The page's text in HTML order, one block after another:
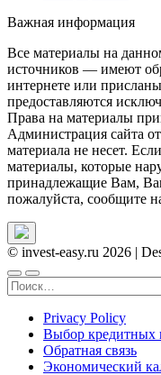
Важная информация
Все материалы на
источников — имеют
интернете или
предоставляются
Права на материалы
Администрация сайта
материала не несет.
материалы, которые
принадлежащие Вам,
пожалуйста, сообщите
© invest-easy.ru 2026 |
Найти:
Privacy Policy
Выбор кредитных
Обратная связь
Экономический